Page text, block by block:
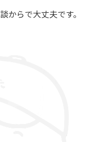
からで大丈夫です。